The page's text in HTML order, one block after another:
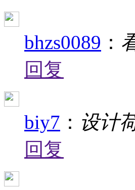
bhzs0089 ：
回复
biy7 ： 设计
回复